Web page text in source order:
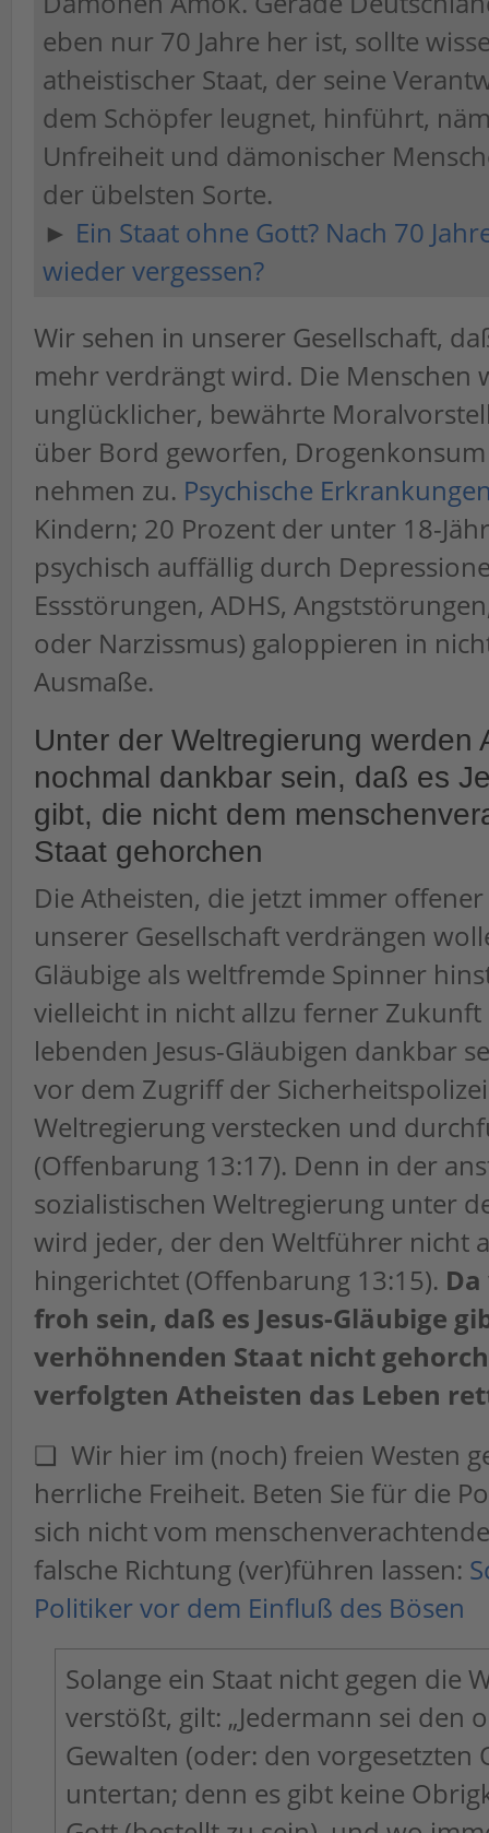
eben nur 70 Jahre her ist, sollte
atheistischer Staat, der seine
dem Schöpfer leugnet, hinführt,
Unfreiheit und dämonischer
der übelsten Sorte.
► Ein Staat ohne Gott? Nach 70
wieder vergessen?
Wir sehen in unserer Gesellschaft,
mehr verdrängt wird. Die Menschen
unglücklicher, bewährte
über Bord geworfen,
nehmen zu. Psychische
Kindern; 20 Prozent der unter 18-
psychisch auffällig durch
Essstörungen, ADHS,
oder Narzissmus) galoppieren in
Ausmaße.
Unter der Weltregierung werden
nochmal dankbar sein, daß es
gibt, die nicht dem
Staat gehorchen
Die Atheisten, die jetzt immer
unserer Gesellschaft verdrängen
Gläubige als weltfremde Spinner
vielleicht in nicht allzu ferner
lebenden Jesus-Gläubigen dankbar
vor dem Zugriff der
Weltregierung verstecken und
(Offenbarung 13:17). Denn in der
sozialistischen Weltregierung unter
wird jeder, der den Weltführer nicht
hingerichtet (Offenbarung 13:15).
froh sein, daß es Jesus-Gläubige
verhöhnenden Staat nicht
verfolgten Atheisten das Leben
❏ Wir hier im (noch) freien Westen
herrliche Freiheit. Beten Sie für die
sich nicht vom
falsche Richtung (ver)führen lassen:
Politiker vor dem Einfluß des Bösen
Solange ein Staat nicht gegen die
verstößt, gilt: „Jedermann sei den
Gewalten (oder: den vorgesetzten
untertan; denn es gibt keine